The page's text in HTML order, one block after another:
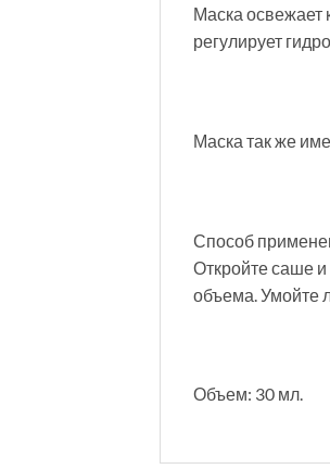
Маска освежает
регулирует
Маска так же
Способ
Откройте саше и
объема. Умойте
Объем: 30 мл.